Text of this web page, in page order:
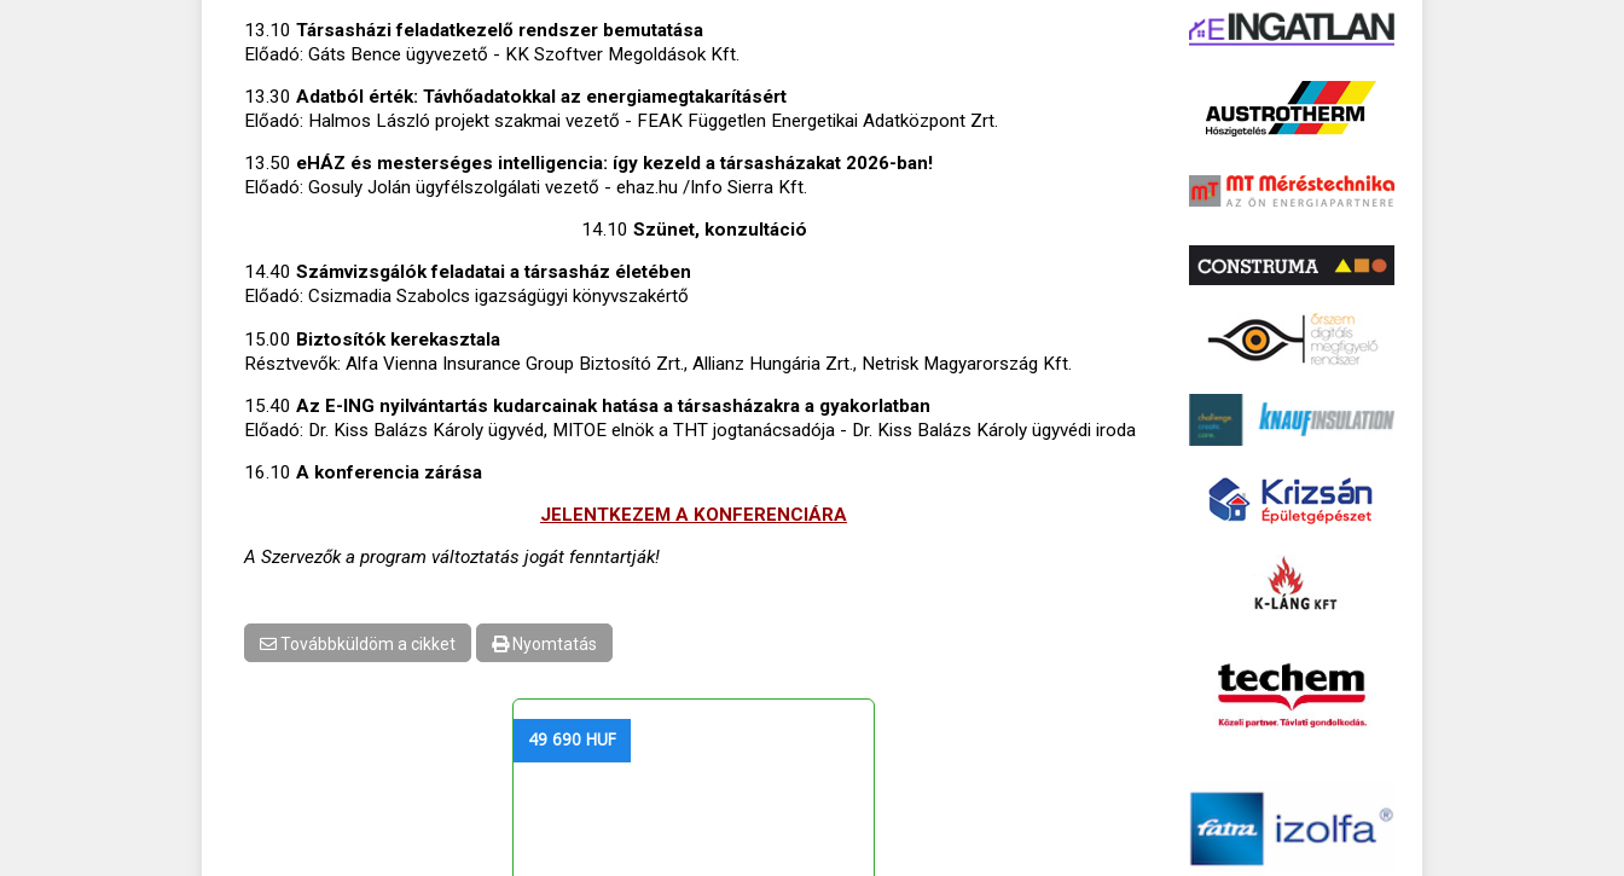
13.10 Társasházi feladatkezelő rendszer bemutatása
Előadó: Gáts Bence ügyvezető - KK Szoftver Megoldások Kft.
13.30 Adatból érték: Távhőadatokkal az energiamegtakarításért
Előadó: Halmos László projekt szakmai vezető - FEAK Független Energetikai Adatközpont Zrt.
13.50 eHÁZ és mesterséges intelligencia: így kezeld a társasházakat 2026-ban!
Előadó: Gosuly Jolán ügyfélszolgálati vezető - ehaz.hu /Info Sierra Kft.
14.10 Szünet, konzultáció
14.40 Számvizsgálók feladatai a társasház életében
Előadó: Csizmadia Szabolcs igazságügyi könyvszakértő
15.00 Biztosítók kerekasztala
Résztvevők: Alfa Vienna Insurance Group Biztosító Zrt., Allianz Hungária Zrt., Netrisk Magyarország Kft.
15.40 Az E-ING nyilvántartás kudarcainak hatása a társasházakra a gyakorlatban
Előadó: Dr. Kiss Balázs Károly ügyvéd, MITOE elnök a THT jogtanácsadója - Dr. Kiss Balázs Károly ügyvédi iroda
16.10 A konferencia zárása
JELENTKEZEM A KONFERENCIÁRA
A Szervezők a program változtatás jogát fenntartják!
Továbbküldöm a cikket Nyomtatás
49 690 HUF